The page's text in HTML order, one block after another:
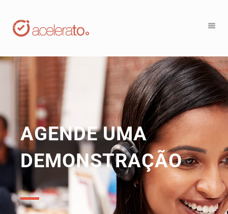
AGENDE UMA
DEMONSTRAÇÃO